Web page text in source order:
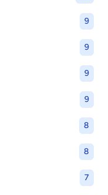
9
9
9
9
8
8
7